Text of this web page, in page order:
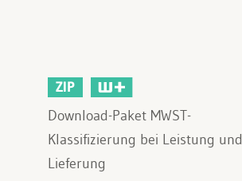
ZIP
Download-Paket MWST-
Klassifizierung bei Leistung und
Lieferung